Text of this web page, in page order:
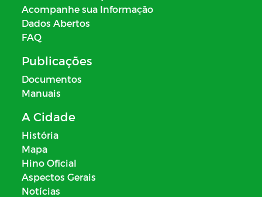
Acompanhe sua Informação
Dados Abertos
FAQ
Publicações
Documentos
Manuais
A Cidade
História
Mapa
Hino Oficial
Aspectos Gerais
Notícias